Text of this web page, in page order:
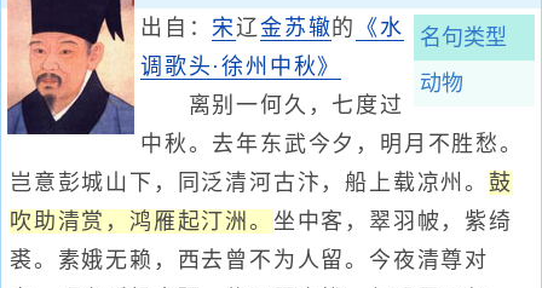
名句类型
动物
出自：宋辽金苏辙的 《水
调歌头·徐州中秋》
离别一何久，七度过
中秋。去年东武今夕，明月不胜愁。
岂意彭城山下，同泛清河古汴，船上载凉州。 鼓
吹助清赏，鸿雁起汀洲。 坐中客，翠羽帔，紫绮
裘。素娥无赖，西去曾不为人留。今夜清尊对